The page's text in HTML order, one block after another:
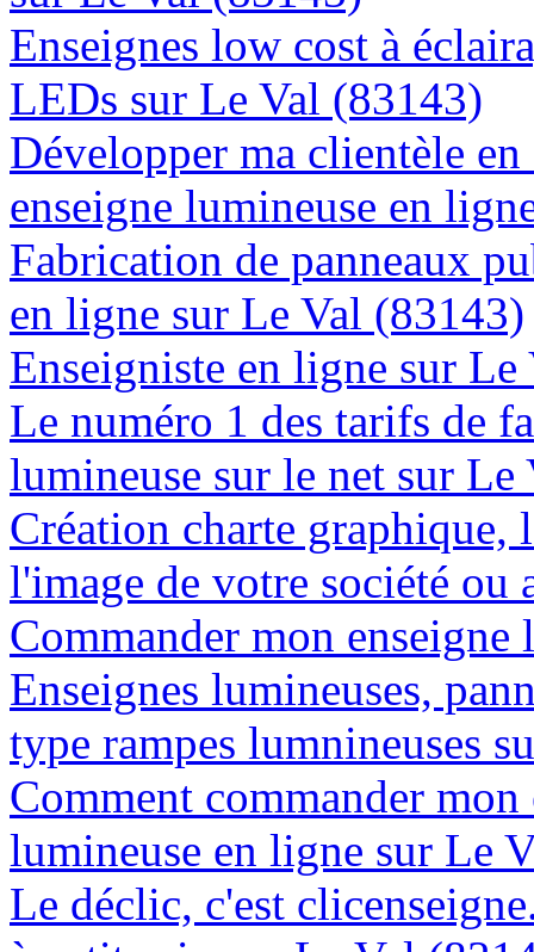
Enseignes low cost à
LEDs sur Le Val (83143)
Développer ma clientèle
enseigne lumineuse en
Fabrication de panneaux
en ligne sur Le Val (83143)
Enseigniste en ligne sur
Le numéro 1 des tarifs de
lumineuse sur le net sur Le
Création charte graphique,
l'image de votre société
Commander mon
Enseignes lumineuses,
type rampes lumnineuses
Comment commander
lumineuse en ligne sur Le
Le déclic, c'est